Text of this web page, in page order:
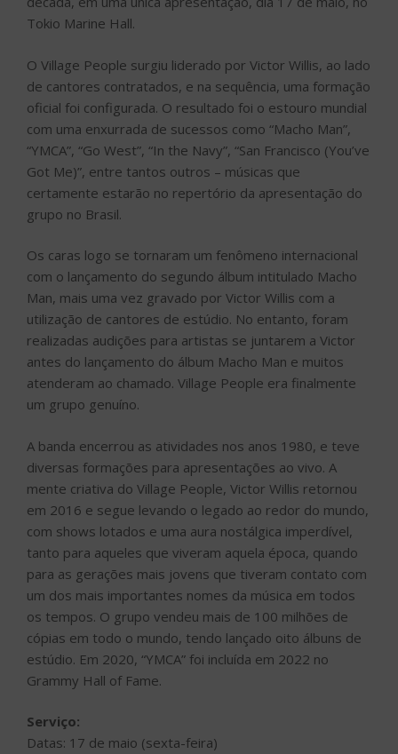
Tokio Marine Hall.
O Village People surgiu liderado por Victor Willis, ao lado
de cantores contratados, e na sequência, uma formação
oficial foi configurada. O resultado foi o estouro mundial
com uma enxurrada de sucessos como “Macho Man”,
“YMCA”, “Go West”, “In the Navy”, “San Francisco (You’ve
Got Me)”, entre tantos outros – músicas que
certamente estarão no repertório da apresentação do
grupo no Brasil.
Os caras logo se tornaram um fenômeno internacional
com o lançamento do segundo álbum intitulado Macho
Man, mais uma vez gravado por Victor Willis com a
utilização de cantores de estúdio. No entanto, foram
realizadas audições para artistas se juntarem a Victor
antes do lançamento do álbum Macho Man e muitos
atenderam ao chamado. Village People era finalmente
um grupo genuíno.
A banda encerrou as atividades nos anos 1980, e teve
diversas formações para apresentações ao vivo. A
mente criativa do Village People, Victor Willis retornou
em 2016 e segue levando o legado ao redor do mundo,
com shows lotados e uma aura nostálgica imperdível,
tanto para aqueles que viveram aquela época, quando
para as gerações mais jovens que tiveram contato com
um dos mais importantes nomes da música em todos
os tempos. O grupo vendeu mais de 100 milhões de
cópias em todo o mundo, tendo lançado oito álbuns de
estúdio. Em 2020, “YMCA” foi incluída em 2022 no
Grammy Hall of Fame.
Serviço:
Datas: 17 de maio (sexta-feira)